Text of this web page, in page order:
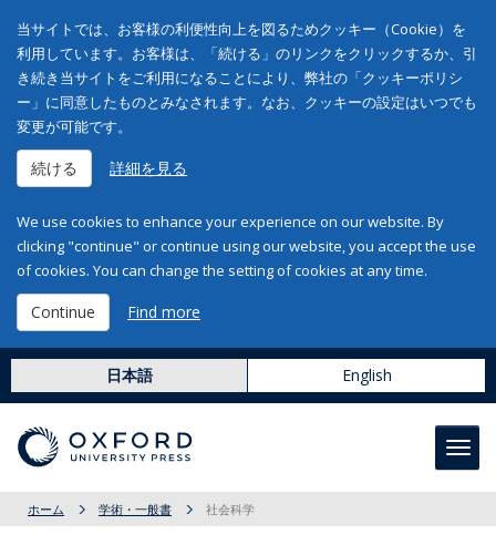
当サイトでは、お客様の利便性向上を図るためクッキー（Cookie）を
利用しています。お客様は、「続ける」のリンクをクリックするか、引
き続き当サイトをご利用になることにより、弊社の「クッキーポリシ
ー」に同意したものとみなされます。なお、クッキーの設定はいつでも
変更が可能です。
続ける 詳細を見る
We use cookies to enhance your experience on our website. By
clicking "continue" or continue using our website, you accept the use
of cookies. You can change the setting of cookies at any time.
Continue Find more
日本語 English
ホーム 学術・一般書 社会科学